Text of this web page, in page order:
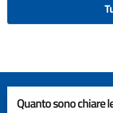
Quanto sono chiare